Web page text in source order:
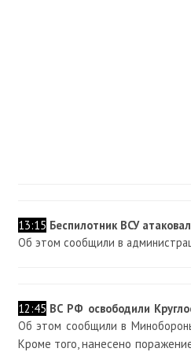
13:15 Беспилотник ВСУ
Об этом сообщили в
12:45 ВС РФ освободили
Об этом сообщили в
Кроме того, нанесено